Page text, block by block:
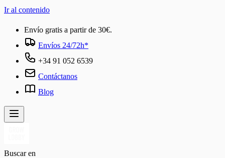
Ir al contenido
Envío gratis a partir de 30€.
Envíos 24/72h*
+34 91 052 6539
Contáctanos
Blog
Buscar en